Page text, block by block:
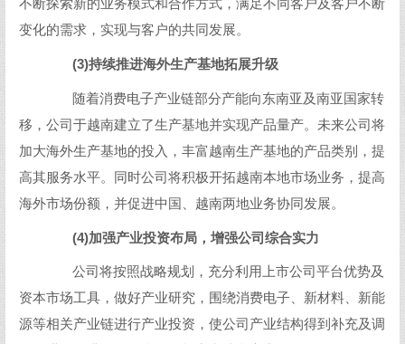
不断探索新的业务模式和合作方式，满足不同客户及客户不断
变化的需求，实现与客户的共同发展。
(3)持续推进海外生产基地拓展升级
随着消费电子产业链部分产能向东南亚及南亚国家转
移，公司于越南建立了生产基地并实现产品量产。未来公司将
加大海外生产基地的投入，丰富越南生产基地的产品类别，提
高其服务水平。同时公司将积极开拓越南本地市场业务，提高
海外市场份额，并促进中国、越南两地业务协同发展。
(4)加强产业投资布局，增强公司综合实力
公司将按照战略规划，充分利用上市公司平台优势及
资本市场工具，做好产业研究，围绕消费电子、新材料、新能
源等相关产业链进行产业投资，使公司产业结构得到补充及调